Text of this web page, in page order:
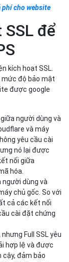
phí cho website
để
kích hoạt SSL.
mức độ bảo mật
được google
người dùng và
và máy
yêu cầu cài
nó lại được
nối giữa
hóa.
người dùng và
chủ gốc. So với
cả các kết nối
cài đặt chứng
Full SSL yêu
hợp lệ và được
đảm bảo